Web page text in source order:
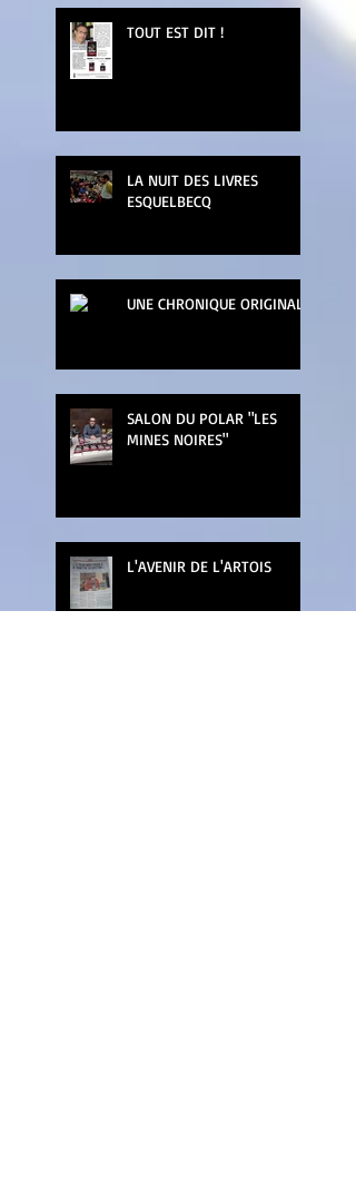
TOUT EST DIT !
LA NUIT DES LIVRES
ESQUELBECQ
UNE CHRONIQUE ORIGINALE
SALON DU POLAR "LES
MINES NOIRES"
L'AVENIR DE L'ARTOIS